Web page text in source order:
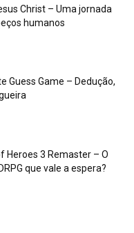
Christ – Uma jornada
humanos
Guess Game – Dedução,
Heroes 3 Remaster – O
que vale a espera?